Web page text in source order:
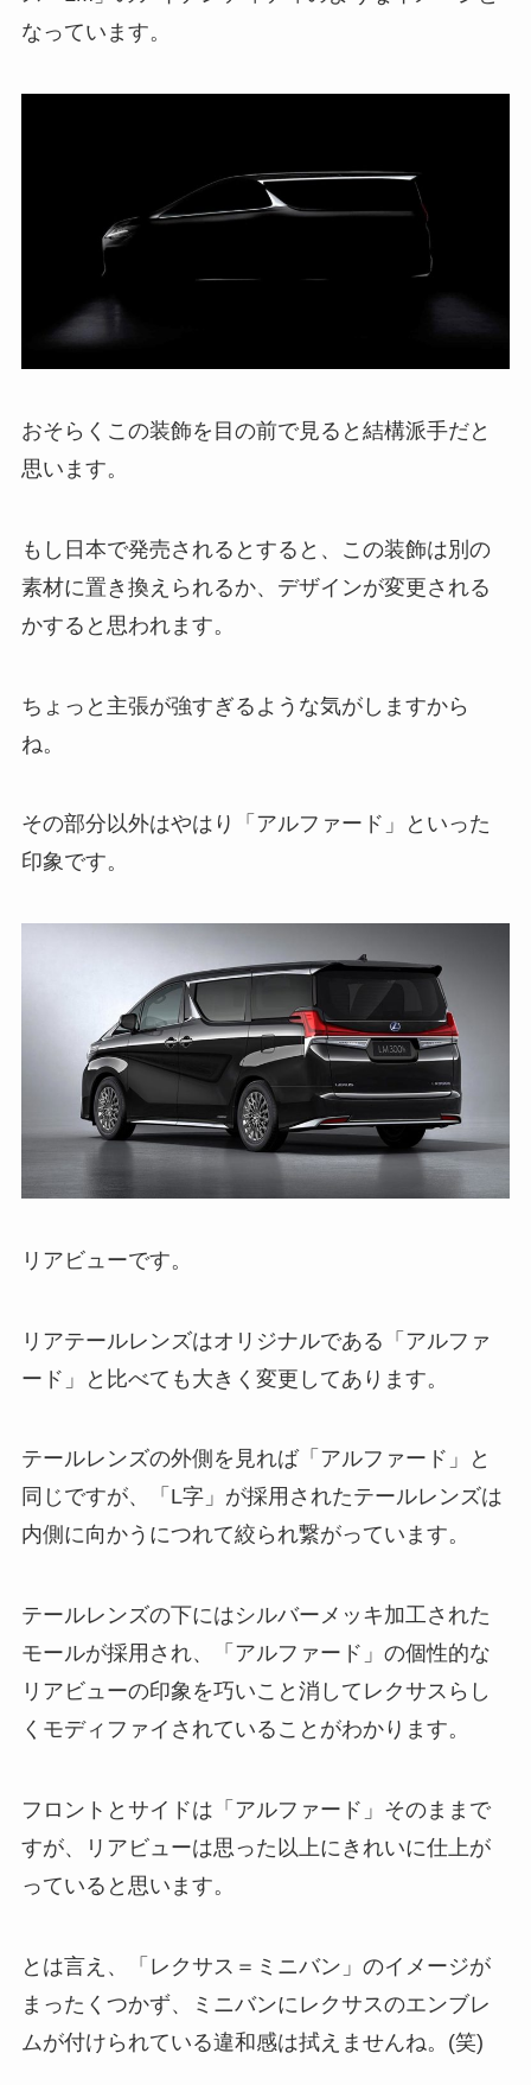
なっています。
おそらくこの装飾を目の前で見ると結構派手だと
思います。
もし日本で発売されるとすると、この装飾は別の
素材に置き換えられるか、デザインが変更される
かすると思われます。
ちょっと主張が強すぎるような気がしますから
ね。
その部分以外はやはり「アルファード」といった
印象です。
リアビューです。
リアテールレンズはオリジナルである「アルファ
ード」と比べても大きく変更してあります。
テールレンズの外側を見れば「アルファード」と
同じですが、「L字」が採用されたテールレンズは
内側に向かうにつれて絞られ繋がっています。
テールレンズの下にはシルバーメッキ加工された
モールが採用され、「アルファード」の個性的な
リアビューの印象を巧いこと消してレクサスらし
くモディファイされていることがわかります。
フロントとサイドは「アルファード」そのままで
すが、リアビューは思った以上にきれいに仕上が
っていると思います。
とは言え、「レクサス＝ミニバン」のイメージが
まったくつかず、ミニバンにレクサスのエンブレ
ムが付けられている違和感は拭えませんね。(笑)